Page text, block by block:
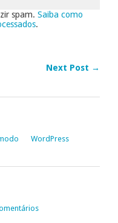
spam. Saiba como
.
Next Post →
WordPress